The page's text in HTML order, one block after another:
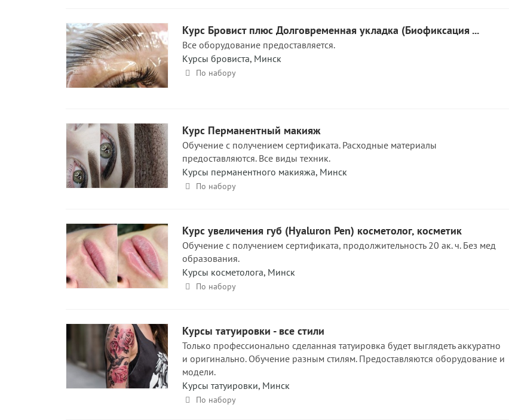
Курс Бровист плюс Долговременная укладка (Биофиксация ...
Все оборудование предоставляется.
Курсы бровиста, Минск
По набору
Курс Перманентный макияж
Обучение с получением сертификата. Расходные материалы
предоставляются. Все виды техник.
Курсы перманентного макияжа, Минск
По набору
Курс увеличения губ (Hyaluron Pen) косметолог, косметик
Обучение с получением сертификата, продолжительность 20 ак. ч. Без мед
образования.
Курсы косметолога, Минск
По набору
Курсы татуировки - все стили
Только профессионально сделанная татуировка будет выглядеть аккуратно
и оригинально. Обучение разным стилям. Предоставляются оборудование и
модели.
Курсы татуировки, Минск
По набору